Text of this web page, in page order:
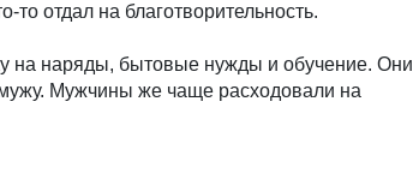
отдал на благотворительность.
на наряды, бытовые нужды и обучение. Они
Мужчины же чаще расходовали на